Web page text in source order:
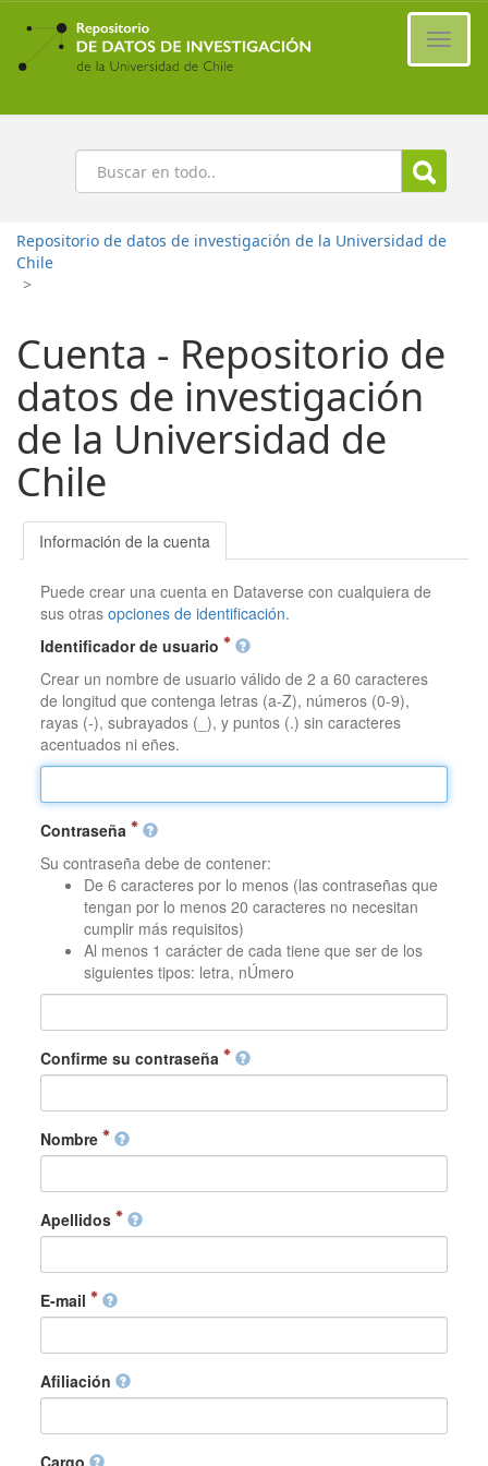
Ir
contenido
principal
Buscar
Repositorio de datos de investigación de la Universidad de
Chile
>
Cuenta - Repositorio de
datos de investigación
de la Universidad de
Chile
Información de la cuenta
Puede crear una cuenta en Dataverse con cualquiera de
sus otrasopciones de identificación.
Identificador de usuario
Crear un nombre de usuario válido de 2 a 60 caracteres
de longitud que contenga letras (a-Z), números (0-9),
rayas (-), subrayados (_), y puntos (.) sin caracteres
acentuados ni eñes.
Contraseña
Su contraseña debe de contener:
De 6 caracteres por lo menos (las contraseñas que
tengan por lo menos 20 caracteres no necesitan
cumplir más requisitos)
Al menos 1 carácter de cada tiene que ser de los
siguientes tipos: letra, nÚmero
Confirme su contraseña
Nombre
Apellidos
E-mail
Afiliación
Cargo